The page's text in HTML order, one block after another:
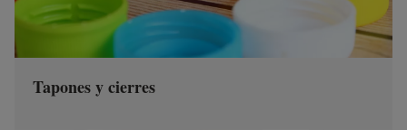
Tapones y cierres